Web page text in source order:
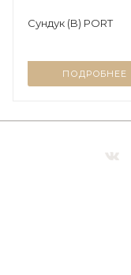
Сундук (B) PORT
ПОДРОБНЕЕ